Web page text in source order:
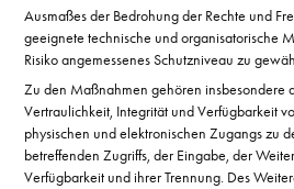
Ausmaßes der Bedrohung der Rechte und
geeignete technische und organisatorische
Risiko angemessenes Schutzniveau zu
Zu den Maßnahmen gehören insbesondere
Vertraulichkeit, Integrität und Verfügbarkeit
physischen und elektronischen Zugangs zu
betreffenden Zugriffs, der Eingabe, der
Verfügbarkeit und ihrer Trennung. Des